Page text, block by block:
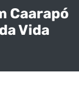
Caarapó
Vida